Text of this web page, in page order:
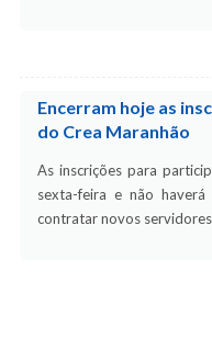
Encerram hoje as
do Crea Maranhão
As inscrições para
sexta-feira e não
contratar novos